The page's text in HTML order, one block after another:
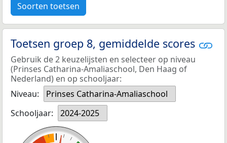
Soorten toetsen
Toetsen groep 8, gemiddelde scores
Gebruik de 2 keuzelijsten en selecteer op niveau
(Prinses Catharina-Amaliaschool, Den Haag of
Nederland) en op schooljaar:
Niveau:
Prinses Catharina-Amaliaschool
Schooljaar:
2024-2025